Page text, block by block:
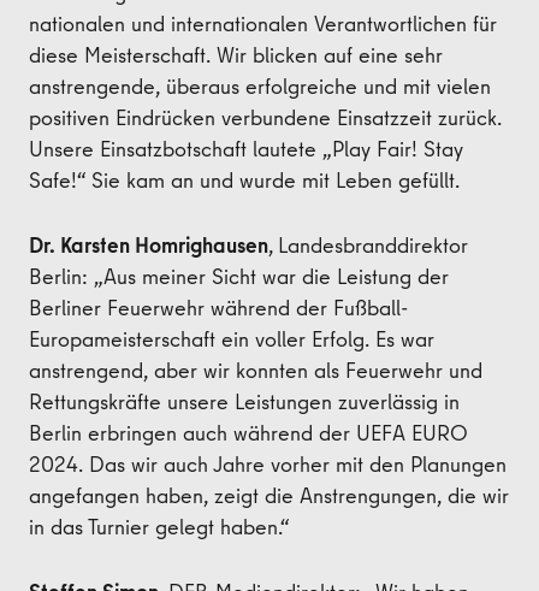
nationalen und internationalen Verantwortlichen für
diese Meisterschaft. Wir blicken auf eine sehr
anstrengende, überaus erfolgreiche und mit vielen
positiven Eindrücken verbundene Einsatzzeit zurück.
Unsere Einsatzbotschaft lautete „Play Fair! Stay
Safe!“ Sie kam an und wurde mit Leben gefüllt.
Dr. Karsten Homrighausen, Landesbranddirektor
Berlin: „Aus meiner Sicht war die Leistung der
Berliner Feuerwehr während der Fußball-
Europameisterschaft ein voller Erfolg. Es war
anstrengend, aber wir konnten als Feuerwehr und
Rettungskräfte unsere Leistungen zuverlässig in
Berlin erbringen auch während der UEFA EURO
2024. Das wir auch Jahre vorher mit den Planungen
angefangen haben, zeigt die Anstrengungen, die wir
in das Turnier gelegt haben.“